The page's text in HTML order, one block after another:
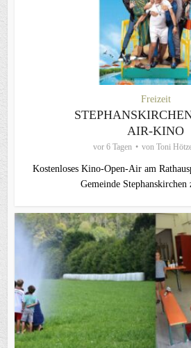
Freizeit
AIR-KINO
vor 6 Tagen von Toni
Kostenloses Kino-Open-Air am
Gemeinde Stephanskirchen